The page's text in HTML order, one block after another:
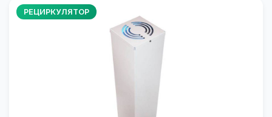
РЕЦИРКУЛЯТОР